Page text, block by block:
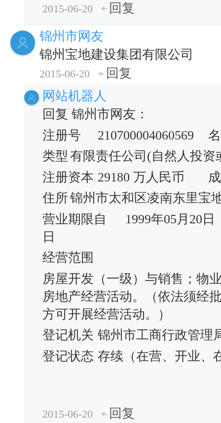
2015-06-20
回复
锦州市网友
锦州宝地建设集团有限公司
2015-06-20
回复
网站机器人
回复 锦州市网友：
注册号
210700004060569
类型 有限责任公司(自然人投资
注册资本 29180 万人民币
住所锦州市太和区凌南东里宝
营业期限自
1999年05月20日
日
经营范围
房屋开发（一级）与销售；物
房地产经营活动。（依法须经
方可开展经营活动。）
登记机关 锦州市工商行政管理
登记状态 存续（在营、开业、
2015-06-20 回复